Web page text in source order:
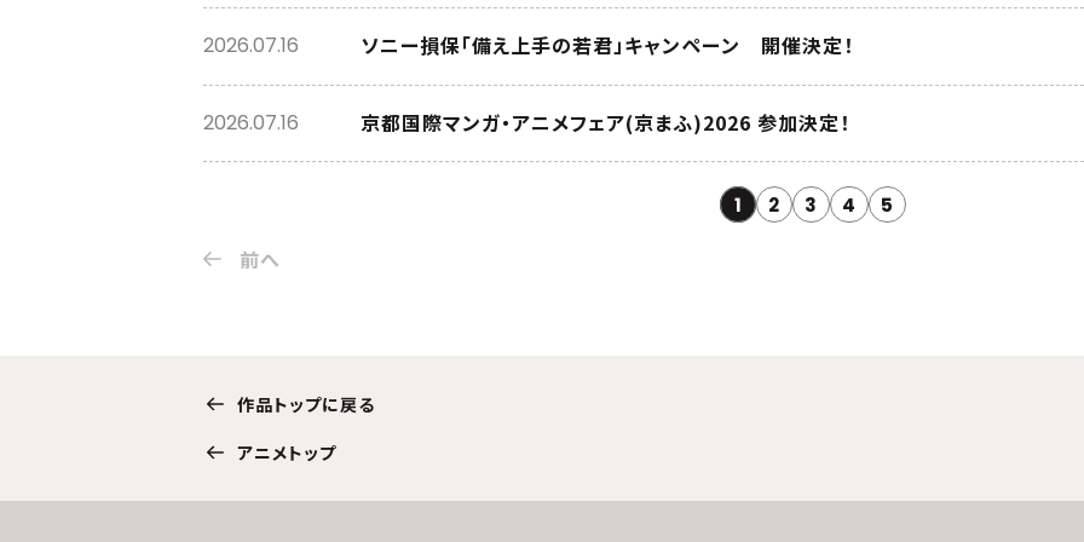
ソニー損保「備え上手の若君」キャンペーン 開催決定！
2026.07.16
京都国際マンガ・アニメフェア(京まふ)2026 参加決定！
2026.07.16
1 2 3 4 5
前へ
作品トップに戻る
アニメトップ